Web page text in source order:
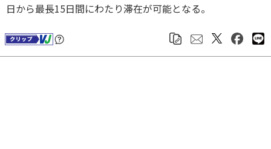
日から最長15日間にわたり滞在が可能となる。